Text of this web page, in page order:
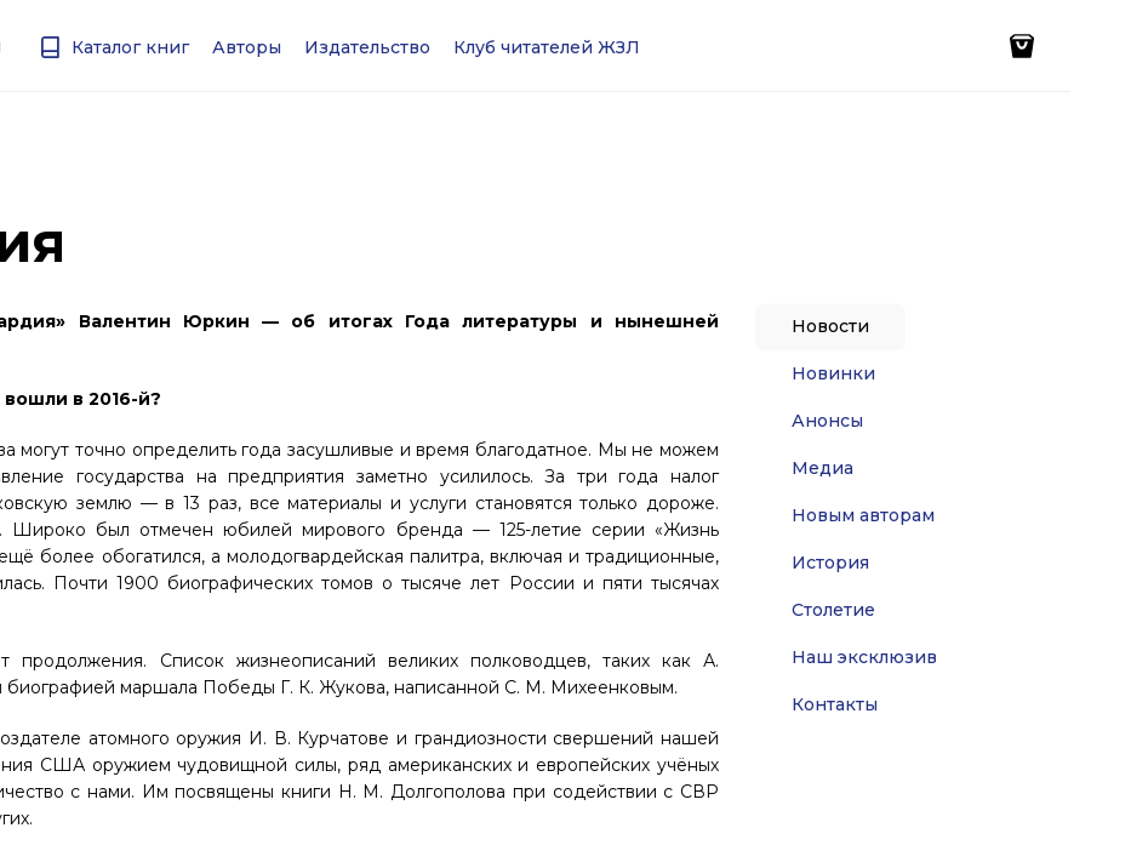
Каталог книг Авторы Издательство Клуб читателей ЖЗЛ
Валентин Юркин — об итогах Года литературы и нынешней
в 2016-й?
точно определить года засушливые и время благодатное. Мы не можем
государства на предприятия заметно усилилось. За три года налог
землю — в 13 раз, все материалы и услуги становятся только дороже.
Широко был отмечен юбилей мирового бренда — 125-летие серии «Жизнь
более обогатился, а молодогвардейская палитра, включая и традиционные,
Почти 1900 биографических томов о тысяче лет России и пяти тысячах
продолжения. Список жизнеописаний великих полководцев, таких как А.
биографией маршала Победы Г. К. Жукова, написанной С. М. Михеенковым.
атомного оружия И. В. Курчатове и грандиозности свершений нашей
США оружием чудовищной силы, ряд американских и европейских учёных
с нами. Им посвящены книги Н. М. Долгополова при содействии с СВР
Новости
Новинки
Анонсы
Медиа
Новым авторам
История
Столетие
Наш эксклюзив
Контакты